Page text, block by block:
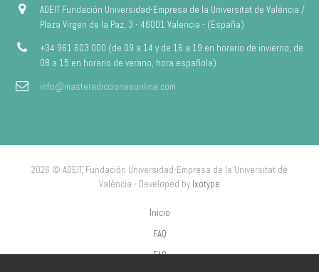
ADEIT Fundación Universidad-Empresa de la Universitat de València /
Plaza Virgen de la Paz, 3 - 46001 Valencia - (España)
+34 961 603 000 (de 09 a 14 y de 16 a 19 en horario de invierno; de
08 a 15 en horario de verano, hora española)
info@masteradiccionesonline.com
2026 © ADEIT, Fundación Universidad-Empresa de la Universitat de
València - Developed by Ixotype
Inicio
FAQ
FAP